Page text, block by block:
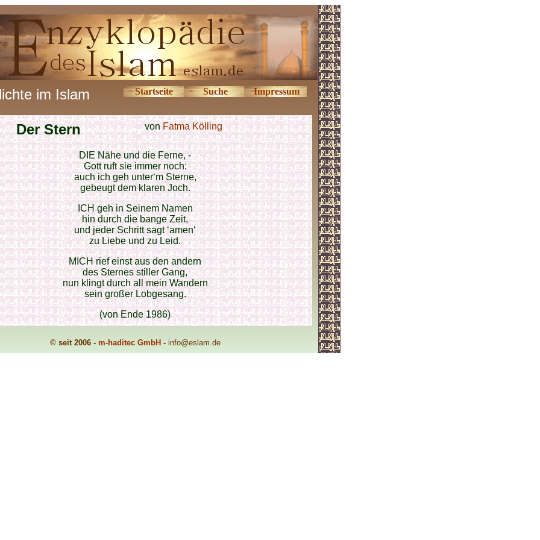
im Islam Startseite Suche Impressum
Der Stern vonFatma Kölling
DIE Nähe und die Ferne, -
Gott ruft sie immer noch:
auch ich geh unter‘m Sterne,
gebeugt dem klaren Joch.
ICH geh in Seinem Namen
hin durch die bange Zeit,
und jeder Schritt sagt ‘amen‘
zu Liebe und zu Leid.
MICH rief einst aus den andern
des Sternes stiller Gang,
nun klingt durch all mein Wandern
sein großer Lobgesang.
(von Ende 1986)
© seit 2006 - m-haditec GmbH - info@eslam.de